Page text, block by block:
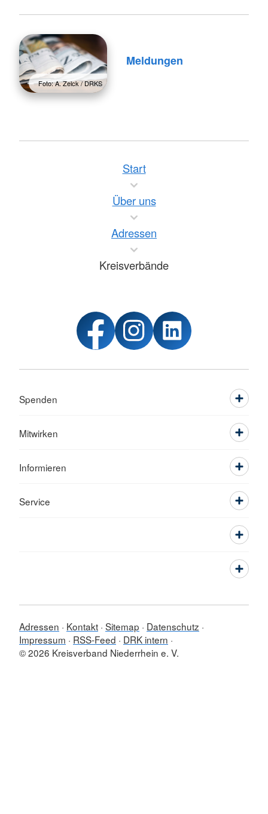
Foto: A. Zelck / DRKS
Meldungen
Start
Über uns
Adressen
Kreisverbände
Spenden
Mitwirken
Informieren
Service
Adressen Kontakt Sitemap
Datenschutz
Impressum
RSS-Feed
DRK intern
© 2026 Kreisverband Niederrhein e. V.